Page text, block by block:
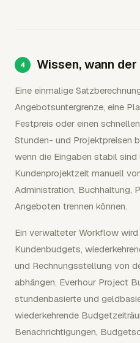
Wissen, wann
Eine einmalige
Angebotsuntergrenze, eine
Festpreis oder einen
Stunden- und Projektpreisen
wenn die Eingaben stabil sind
Kundenprojektzeit manuell
Administration, Buchhaltung,
Angeboten trennen können.
Ein verwalteter Workflow
Kundenbudgets,
und Rechnungsstellung von
abhängen. Everhour Project
stundenbasierte und
wiederkehrende
Benachrichtigungen,